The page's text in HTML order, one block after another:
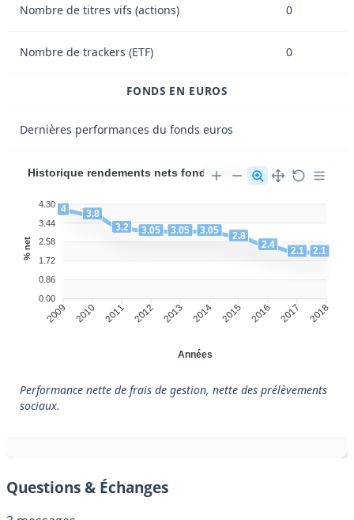
Nombre de titres vifs (actions) 0
Nombre de trackers (ETF) 0
FONDS EN EUROS
Dernières performances du fonds euros
Historique rendements nets fonds euros
4.30
3.44
2.58
1.72
0.86
0.00
% net
4
3.8
3.2
3.05 3.05 3.05 2.8
2.4
2.1 2.1
2009 2010 2011 2012 2013 2014 2015 2016 2017 2018
Années
Performance nette de frais de gestion, nette des prélèvements
sociaux.
Questions & Échanges